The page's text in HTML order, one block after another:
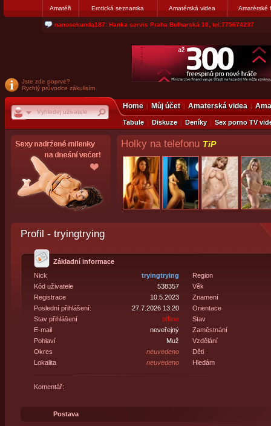
Amatéři Erotická seznamka Amatérská videa Amatérské
nanosekunda187: Hanka servis Praha Bulharská 10, tel:775674237
Jste zde poprvé?
Rychlý průvodce zákulisím
Home Můj účet Amaterská videa
Tabule Diskuze Deníky Sex porno TV
Holky na telefonu TiP
Profil - tryingtrying
Základní informace
Nick
tryingtrying
Kód uživatele
538357
Registrace
10.5.2023
Poslední přihlášení:
27.7.2026 13:20
Stav přihlášení
offline
E-mail
neveřejný
Pohlaví
Muž
Okres
neuvedeno
Lokalita
neuvedeno
Region
Věk
Znamení
Orientace
Stav
Zaměstnání
Vzdělání
Děti
Hledám
Komentář:
Postava